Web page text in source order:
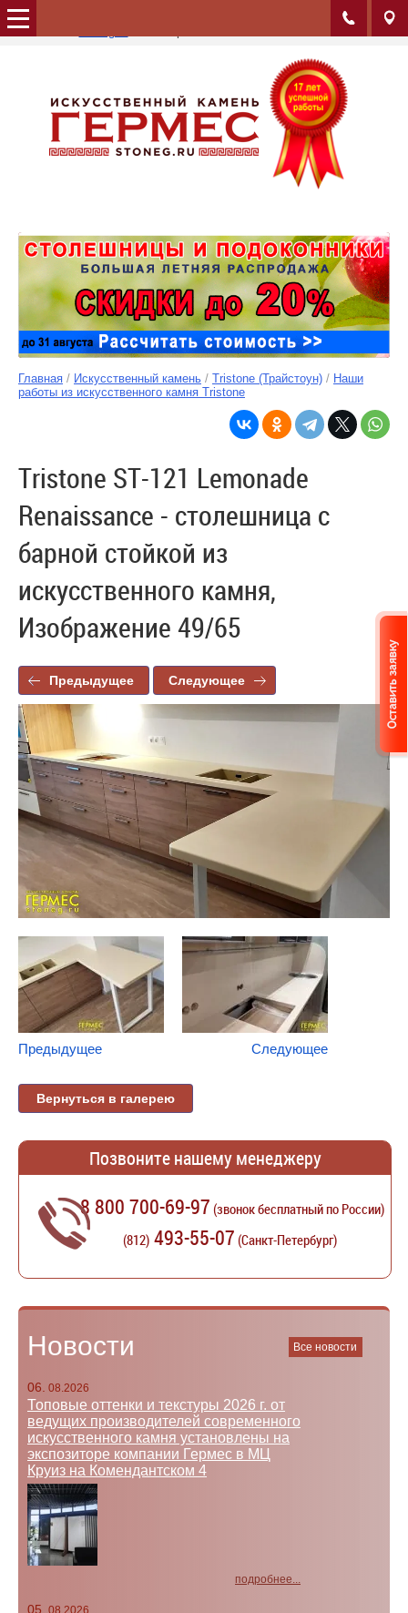
Главная / Искусственный камень / Tristone (Трайстоун) / Наши
работы из искусственного камня Tristone
Tristone ST-121 Lemonade
Renaissance - столешница с
барной стойкой из
искусственного камня,
Изображение 49/65
Предыдущее Следующее
Предыдущее Следующее
Вернуться в галерею
Позвоните нашему менеджеру
8 800 700-69-97(звонок бесплатный по России)
(812) 493-55-07(Санкт-Петербург)
Новости Все новости
06. 08.2026
Топовые оттенки и текстуры 2026 г. от
ведущих производителей современного
искусственного камня установлены на
экспозиторе компании Гермес в МЦ
Круиз на Комендантском 4
подробнее...
05. 08.2026